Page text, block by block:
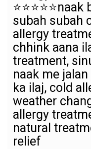
subah subah
allergy
chhink aana
treatment,
naak me
ka ilaj, cold
weather
allergy
natural
relief